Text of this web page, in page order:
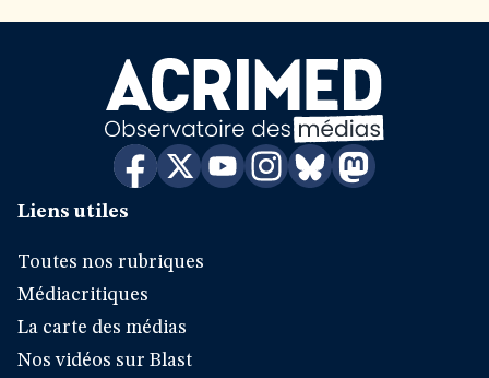
Liens utiles
Toutes nos rubriques
Médiacritiques
La carte des médias
Nos vidéos sur Blast